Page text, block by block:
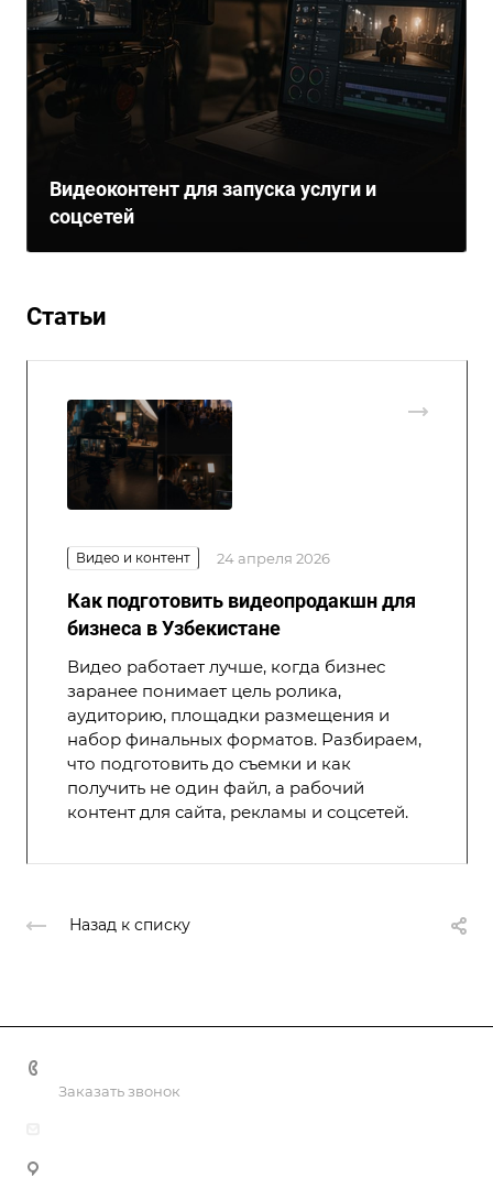
Видеоконтент для запуска услуги и
соцсетей
Статьи
Видео и контент 24 апреля 2026
Как подготовить видеопродакшн для
бизнеса в Узбекистане
Видео работает лучше, когда бизнес
заранее понимает цель ролика,
аудиторию, площадки размещения и
набор финальных форматов. Разбираем,
что подготовить до съемки и как
получить не один файл, а рабочий
контент для сайта, рекламы и соцсетей.
Назад к списку
Заказать звонок